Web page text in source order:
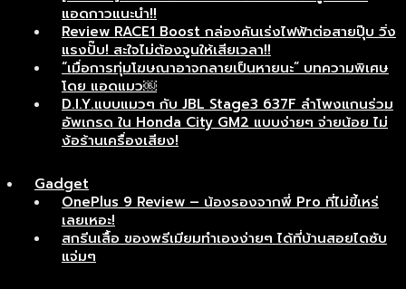
แอดกาวแนะนำ!!
Review RACE1 Boost กล่องคันเร่งไฟฟ้าต่อสายปุ๊บ วิ่ง
แรงปั๊บ! สะใจไม่ต้องจูนให้เสียเวลา!!
“เมื่อการทุ่มโฆษณาอาจกลายเป็นหายนะ” บทความพิเศษ
โดย แอดแมว￼
D.I.Y.แบบแมวๆ กับ JBL Stage3 637F ลำโพงแกนร่วม
อัพเกรด ใน Honda City GM2 แบบง่ายๆ จ่ายน้อย ไม่
ง้อร้านเครื่องเสียง!
Gadget
OnePlus 9 Review – น้องรองจากพี่ Pro ที่ไม่ขี้เหร่
เลยเหอะ!
สกรีนเสื้อ ของพรีเมียมทำเองง่ายๆ ได้ที่บ้านสอยไดซับ
แจ่มๆ